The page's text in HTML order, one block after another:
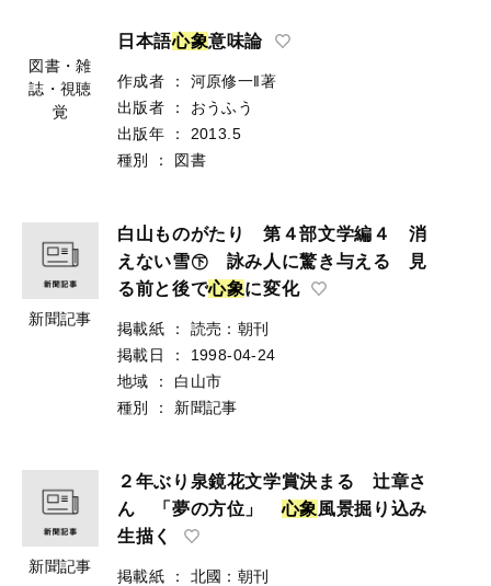
図書・雑
誌・視聴
覚
日本語心象意味論
作成者 ：
河原修一‖著
出版者
：
おうふう
出版年
：
2013.5
種別
： 図書
新聞記事
白山ものがたり 第４部文学編４ 消
えない雪㊦ 詠み人に驚き与える 見
る前と後で心象に変化
掲載紙 ：
読売：朝刊
掲載日
：
1998-04-24
地域
：
白山市
種別
： 新聞記事
新聞記事
２年ぶり泉鏡花文学賞決まる 辻章さ
ん 「夢の方位」心象風景掘り込み
生描く
掲載紙 ：
北國：朝刊